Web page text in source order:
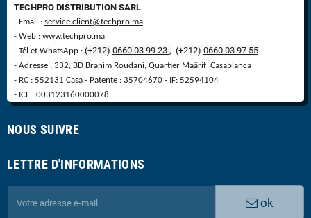
TECHPRO DISTRIBUTION SARL
- Email : service.client@techpro.ma
- Web : www.techpro.ma
- Tél et WhatsApp : (+212) 0660 03 99 23 , (+212) 0660 03 97 55
- Adresse : 332, BD Brahim Roudani, Quartier Maârif Casablanca
- RC : 552131 Casa - Patente : 35704670 - IF: 52594104
- ICE : 003123160000078
NOUS SUIVRE
LETTRE D'INFORMATIONS
ok